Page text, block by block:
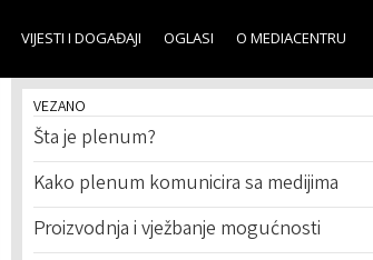
VIJESTI I DOGAĐAJI OGLASI O MEDIACENTRU
VEZANO
Šta je plenum?
Kako plenum komunicira sa medijima
Proizvodnja i vježbanje mogućnosti